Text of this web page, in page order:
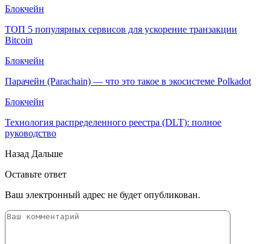
Блокчейн
ТОП 5 популярных сервисов для ускорение транзакции
Bitcoin
Блокчейн
Парачейн (Parachain) — что это такое в экосистеме Polkadot
Блокчейн
Технология распределенного реестра (DLT): полное
руководство
Назад Дальше
Оставьте ответ
Ваш электронный адрес не будет опубликован.